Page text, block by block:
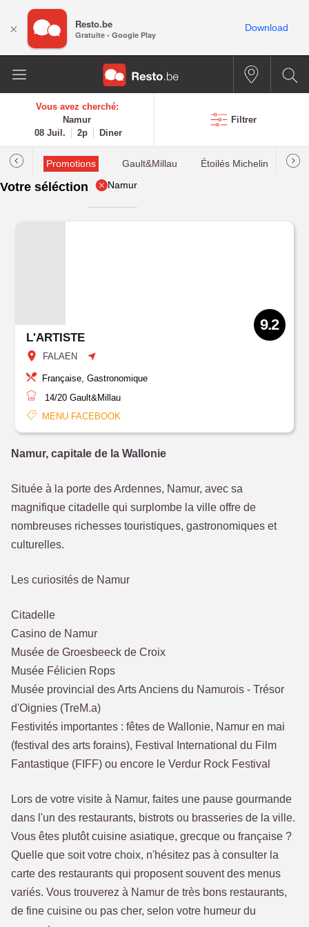
Vous avez cherché:
Namur
08 Juil.
2p Diner
Filtrer
Promotions Gault&Millau Étoilés Michelin
Votre séléction Namur
L'ARTISTE
FALAEN
9.2
Française, Gastronomique
14/20 Gault&Millau
MENU FACEBOOK
Namur, capitale de la Wallonie
Située à la porte des Ardennes, Namur, avec sa
magnifique citadelle qui surplombe la ville offre de
nombreuses richesses touristiques, gastronomiques et
culturelles.
Les curiosités de Namur
Citadelle
Casino de Namur
Musée de Groesbeeck de Croix
Musée Félicien Rops
Musée provincial des Arts Anciens du Namurois - Trésor
d'Oignies (TreM.a)
Festivités importantes : fêtes de Wallonie, Namur en mai
(festival des arts forains), Festival International du Film
Fantastique (FIFF) ou encore le Verdur Rock Festival
Lors de votre visite à Namur, faites une pause gourmande
dans l'un des restaurants, bistrots ou brasseries de la ville.
Vous êtes plutôt cuisine asiatique, grecque ou française ?
Quelle que soit votre choix, n'hésitez pas à consulter la
carte des restaurants qui proposent souvent des menus
variés. Vous trouverez à Namur de très bons restaurants,
de fine cuisine ou pas cher, selon votre humeur du
× Resto.be
Gratuite - Google Play
Download